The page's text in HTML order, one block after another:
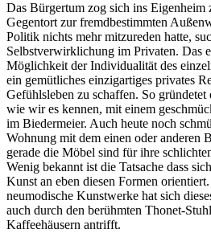
Das Bürgertum zog sich ins Eigenheim
Gegentort zur fremdbestimmten
Politik nichts mehr mitzureden hatte,
Selbstverwirklichung im Privaten. Das
Möglichkeit der Individualität des
ein gemütliches einzigartiges privates
Gefühlsleben zu schaffen. So gründetet
wie wir es kennen, mit einem
im Biedermeier. Auch heute noch
Wohnung mit dem einen oder anderen
gerade die Möbel sind für ihre
Wenig bekannt ist die Tatsache dass
Kunst an eben diesen Formen
neumodische Kunstwerke hat sich
auch durch den berühmten Thonet-
Kaffeehäusern antrifft.